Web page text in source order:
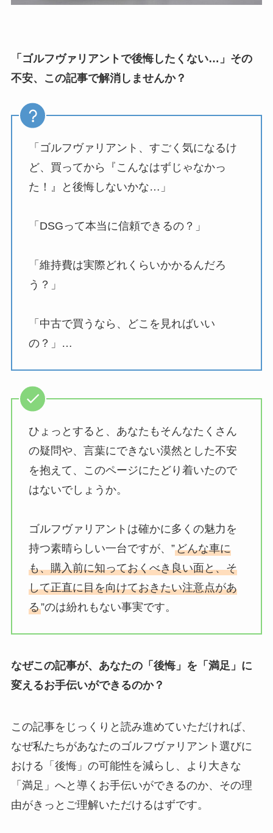
「ゴルフヴァリアントで後悔したくない…」その
不安、この記事で解消しませんか？
「ゴルフヴァリアント、すごく気になるけ
ど、買ってから『こんなはずじゃなかっ
た！』と後悔しないかな…」
「DSGって本当に信頼できるの？」
「維持費は実際どれくらいかかるんだろ
う？」
「中古で買うなら、どこを見ればいい
の？」…
ひょっとすると、あなたもそんなたくさん
の疑問や、言葉にできない漠然とした不安
を抱えて、このページにたどり着いたので
はないでしょうか。
ゴルフヴァリアントは確かに多くの魅力を
持つ素晴らしい一台ですが、”どんな車に
も、購入前に知っておくべき良い面と、そ
して正直に目を向けておきたい注意点があ
る”のは紛れもない事実です。
なぜこの記事が、あなたの「後悔」を「満足」に
変えるお手伝いができるのか？
この記事をじっくりと読み進めていただければ、
なぜ私たちがあなたのゴルフヴァリアント選びに
おける「後悔」の可能性を減らし、より大きな
「満足」へと導くお手伝いができるのか、その理
由がきっとご理解いただけるはずです。